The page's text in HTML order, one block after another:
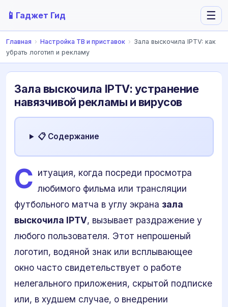
📱 Гаджет Гид ☰
Главная › Настройка ТВ и приставок › Зала выскочила IPTV: как
убрать логотип и рекламу
Зала выскочила IPTV: устранение
навязчивой рекламы и вирусов
📋 Содержание
С итуация, когда посреди просмотра
любимого фильма или трансляции
футбольного матча в углу экрана зала
выскочила IPTV, вызывает раздражение у
любого пользователя. Этот непрошеный
логотип, водяной знак или всплывающее
окно часто свидетельствует о работе
нелегального приложения, скрытой подписке
или, в худшем случае, о внедрении